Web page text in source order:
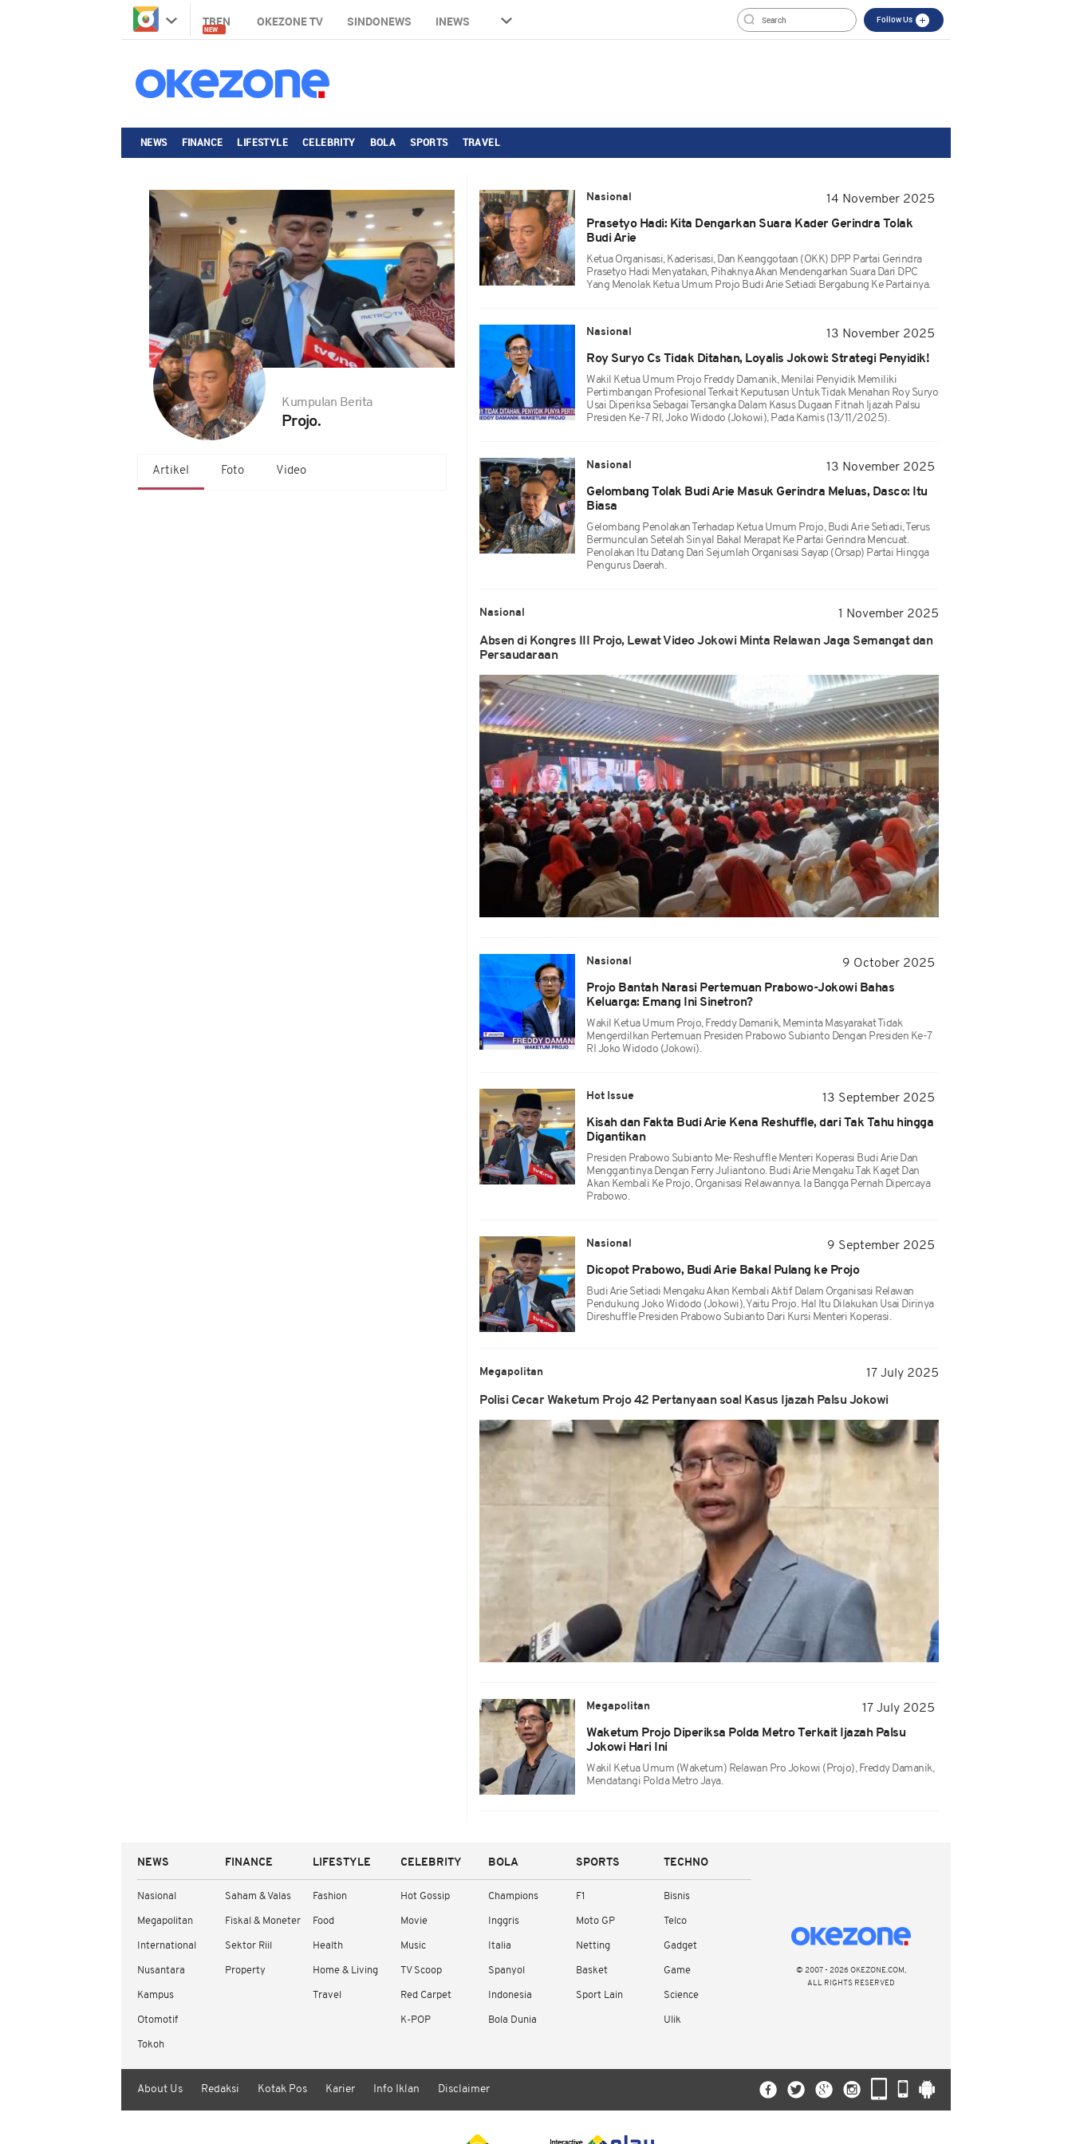
TREN
NEW
OKEZONE TV SINDONEWS INEWS Follow Us
NEWS FINANCE LIFESTYLE CELEBRITY BOLA SPORTS TRAVEL
Kumpulan Berita
Projo.
Artikel Foto Video
Nasional
14 November 2025
Prasetyo Hadi: Kita Dengarkan Suara Kader Gerindra Tolak
Budi Arie
Ketua Organisasi, Kaderisasi, Dan Keanggotaan (OKK) DPP Partai Gerindra
Prasetyo Hadi Menyatakan, Pihaknya Akan Mendengarkan Suara Dari DPC
Yang Menolak Ketua Umum Projo Budi Arie Setiadi Bergabung Ke Partainya.
Nasional
13 November 2025
Roy Suryo Cs Tidak Ditahan, Loyalis Jokowi: Strategi Penyidik!
Wakil Ketua Umum Projo Freddy Damanik, Menilai Penyidik Memiliki
Pertimbangan Profesional Terkait Keputusan Untuk Tidak Menahan Roy Suryo
Usai Diperiksa Sebagai Tersangka Dalam Kasus Dugaan Fitnah Ijazah Palsu
Presiden Ke-7 RI, Joko Widodo (Jokowi), Pada Kamis (13/11/2025).
Nasional
13 November 2025
Gelombang Tolak Budi Arie Masuk Gerindra Meluas, Dasco: Itu
Biasa
Gelombang Penolakan Terhadap Ketua Umum Projo, Budi Arie Setiadi, Terus
Bermunculan Setelah Sinyal Bakal Merapat Ke Partai Gerindra Mencuat.
Penolakan Itu Datang Dari Sejumlah Organisasi Sayap (orsap) Partai Hingga
Pengurus Daerah.
Nasional 1 November 2025
Absen di Kongres III Projo, Lewat Video Jokowi Minta Relawan Jaga Semangat dan
Persaudaraan
Nasional
9 October 2025
Projo Bantah Narasi Pertemuan Prabowo-Jokowi Bahas
Keluarga: Emang Ini Sinetron?
Wakil Ketua Umum Projo, Freddy Damanik, Meminta Masyarakat Tidak
Mengerdilkan Pertemuan Presiden Prabowo Subianto Dengan Presiden Ke-7
RI Joko Widodo (Jokowi).
Hot Issue
13 September 2025
Kisah dan Fakta Budi Arie Kena Reshuffle, dari Tak Tahu hingga
Digantikan
Presiden Prabowo Subianto Me-Reshuffle Menteri Koperasi Budi Arie Dan
Menggantinya Dengan Ferry Juliantono. Budi Arie Mengaku Tak Kaget Dan
Akan Kembali Ke Projo, Organisasi Relawannya. Ia Bangga Pernah Dipercaya
Prabowo.
Nasional
9 September 2025
Dicopot Prabowo, Budi Arie Bakal Pulang ke Projo
Budi Arie Setiadi Mengaku Akan Kembali Aktif Dalam Organisasi Relawan
Pendukung Joko Widodo (Jokowi), Yaitu Projo. Hal Itu Dilakukan Usai Dirinya
Direshuffle Presiden Prabowo Subianto Dari Kursi Menteri Koperasi.
Megapolitan 17 July 2025
Polisi Cecar Waketum Projo 42 Pertanyaan soal Kasus Ijazah Palsu Jokowi
Megapolitan
17 July 2025
Waketum Projo Diperiksa Polda Metro Terkait Ijazah Palsu
Jokowi Hari Ini
Wakil Ketua Umum (Waketum) Relawan Pro Jokowi (Projo), Freddy Damanik,
Mendatangi Polda Metro Jaya.
NEWS
Nasional
Megapolitan
International
Nusantara
Kampus
Otomotif
Tokoh
FINANCE
Saham & Valas
Fiskal & Moneter
Sektor Riil
Property
LIFESTYLE
Fashion
Food
Health
Home & Living
Travel
CELEBRITY
Hot Gossip
Movie
Music
TV Scoop
Red Carpet
K-POP
BOLA
Champions
Inggris
Italia
Spanyol
Indonesia
Bola Dunia
SPORTS
F1
Moto GP
Netting
Basket
Sport Lain
TECHNO
Bisnis
Telco
Gadget
Game
Science
Ulik
© 2007 - 2026 OKEZONE.COM,
ALL RIGHTS RESERVED
About Us Redaksi Kotak Pos Karier Info Iklan Disclaimer